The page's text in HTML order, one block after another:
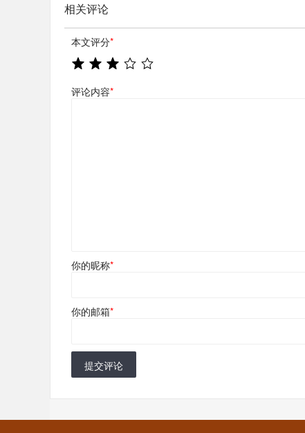
相关评论
本文评分*
评论内容*
你的昵称*
你的邮箱*
提交评论